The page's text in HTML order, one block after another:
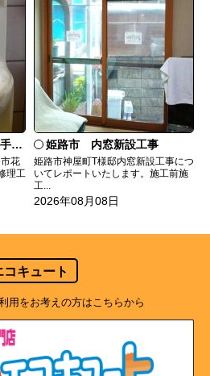
理
花
理工
姫路市 内窓新設工事
姫路市神屋町T様邸内窓新設工事につ
いてレポートいたします。施工前施
工...
2026年08月08日
コキュート
用をお考えの方はこちらから